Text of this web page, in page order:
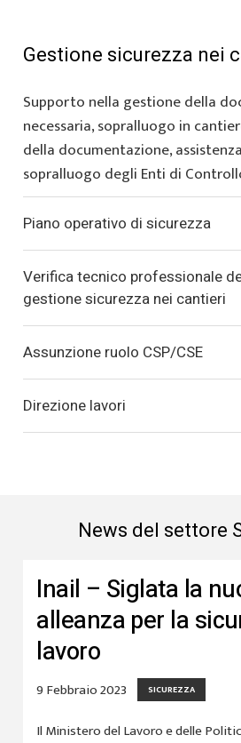
Gestione sicurezza nei
Supporto nella gestione della
necessaria, sopralluogo in
della documentazione,
sopralluogo degli Enti di
Piano operativo di sicurezza
Verifica tecnico professionale
gestione sicurezza nei cantieri
Assunzione ruolo CSP/CSE
Direzione lavori
News del settore
Inail – Siglata la
alleanza per la
lavoro
9 Febbraio 2023 SICUREZZA
Il Ministero del Lavoro e delle